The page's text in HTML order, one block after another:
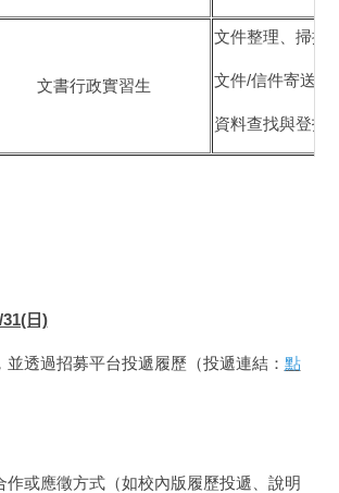
文書行政實習生
文件整理、掃描
文件/信件寄送與
資料查找與登打
日)
透過招募平台投遞履歷（投遞連結： 點
或應徵方式（如校內版履歷投遞、 說明